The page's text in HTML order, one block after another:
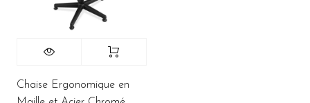
Chaise Ergonomique en